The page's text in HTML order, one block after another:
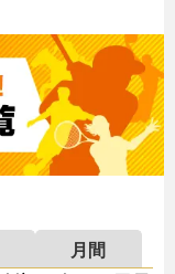
月間